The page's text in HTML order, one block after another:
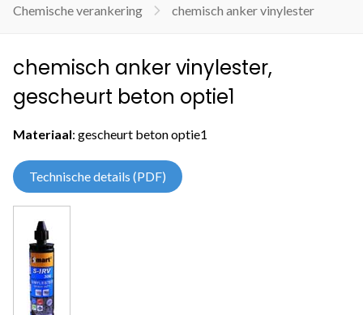
Chemische verankering
chemisch anker vinylester
chemisch anker vinylester,
gescheurt beton optie1
Materiaal: gescheurt beton optie1
Technische details (PDF)